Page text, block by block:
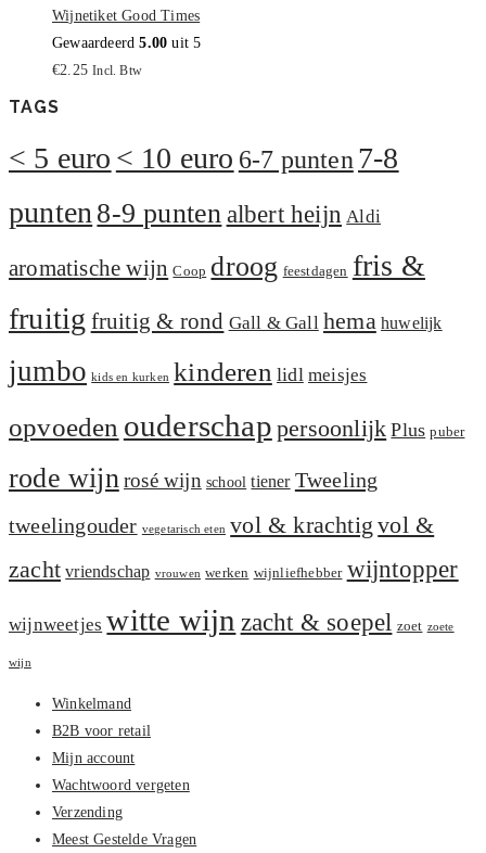
Wijnetiket Good Times
Gewaardeerd5.00 uit 5
€2.25 Incl. Btw
TAGS
< 5 euro < 10 euro 6-7 punten 7-8
punten 8-9 punten albert heijn Aldi
aromatische wijn Coop droog feestdagen fris &
fruitig fruitig & rond Gall & Gall hema huwelijk
jumbo kids en kurken kinderen lidl meisjes
opvoeden ouderschap persoonlijk Plus puber
rode wijn rosé wijn school tiener Tweeling
tweelingouder vegetarisch eten vol & krachtig vol &
zacht vriendschap vrouwen werken wijnliefhebber wijntopper
wijnweetjes witte wijn zacht & soepel zoet zoete
wijn
Winkelmand
B2B voor retail
Mijn account
Wachtwoord vergeten
Verzending
Meest Gestelde Vragen